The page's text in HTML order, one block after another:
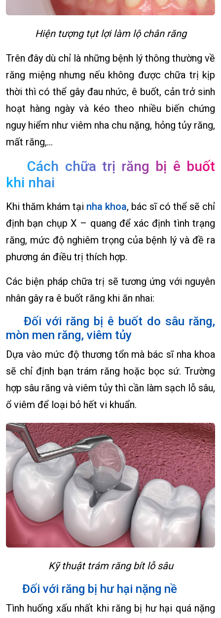
Hiện tượng tụt lợi làm lộ chân răng
Trên đây dù chỉ là những bệnh lý thông thường về
răng miệng nhưng nếu không được chữa trị kịp
thời thì có thể gây đau nhức, ê buốt, cản trở sinh
hoạt hàng ngày và kéo theo nhiều biến chứng
nguy hiểm như viêm nha chu nặng, hỏng tủy răng,
mất răng,…
Cách chữa trị răng bị ê buốt
khi nhai
Khi thăm khám tại nha khoa, bác sĩ có thể sẽ chỉ
định bạn chụp X – quang để xác định tình trạng
răng, mức độ nghiêm trọng của bệnh lý và đề ra
phương án điều trị thích hợp.
Các biện pháp chữa trị sẽ tương ứng với nguyên
nhân gây ra ê buốt răng khi ăn nhai:
Đối với răng bị ê buốt do sâu răng,
mòn men răng, viêm tủy
Dựa vào mức độ thương tổn mà bác sĩ nha khoa
sẽ chỉ định bạn trám răng hoặc bọc sứ. Trường
hợp sâu răng và viêm tủy thì cần làm sạch lỗ sâu,
ổ viêm để loại bỏ hết vi khuẩn.
Kỹ thuật trám răng bít lỗ sâu
Đối với răng bị hư hại nặng nề
Tình huống xấu nhất khi răng bị hư hại quá nặng